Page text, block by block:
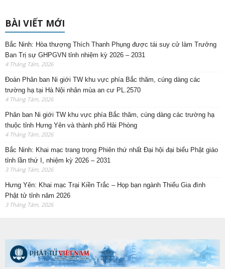
BÀI VIẾT MỚI
Bắc Ninh: Hòa thượng Thích Thanh Phụng được tái suy cử làm Trưởng
Ban Trị sự GHPGVN tỉnh nhiệm kỳ 2026 – 2031
4 Tháng Tám, 2026
Đoàn Phân ban Ni giới TW khu vực phía Bắc thăm, cúng dàng các
trường hạ tại Hà Nội nhân mùa an cư PL.2570
4 Tháng Tám, 2026
Phân ban Ni giới TW khu vực phía Bắc thăm, cúng dàng các trường hạ
thuộc tỉnh Hưng Yên và thành phố Hải Phòng
4 Tháng Tám, 2026
Bắc Ninh: Khai mạc trang trọng Phiên thứ nhất Đại hội đại biểu Phật giáo
tỉnh lần thứ I, nhiệm kỳ 2026 – 2031
3 Tháng Tám, 2026
Hưng Yên: Khai mạc Trại Kiền Trắc – Họp bạn ngành Thiếu Gia đình
Phật tử tỉnh năm 2026
3 Tháng Tám, 2026